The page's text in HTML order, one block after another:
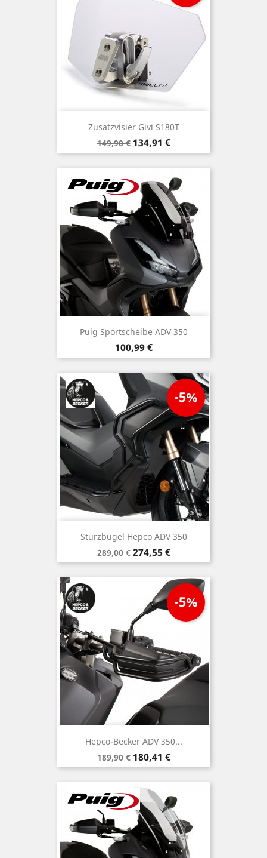
Zusatzvisier Givi S180T
Verkaufspreis
149,90 € Preis
134,91 €
Puig Sportscheibe ADV 350
Preis
100,99 €
Sturzbügel Hepco ADV 350
Verkaufspreis
289,00 €
-5%
Preis
274,55 €
Hepco-Becker ADV 350...
Verkaufspreis
189,90 €
-5%
Preis
180,41 €